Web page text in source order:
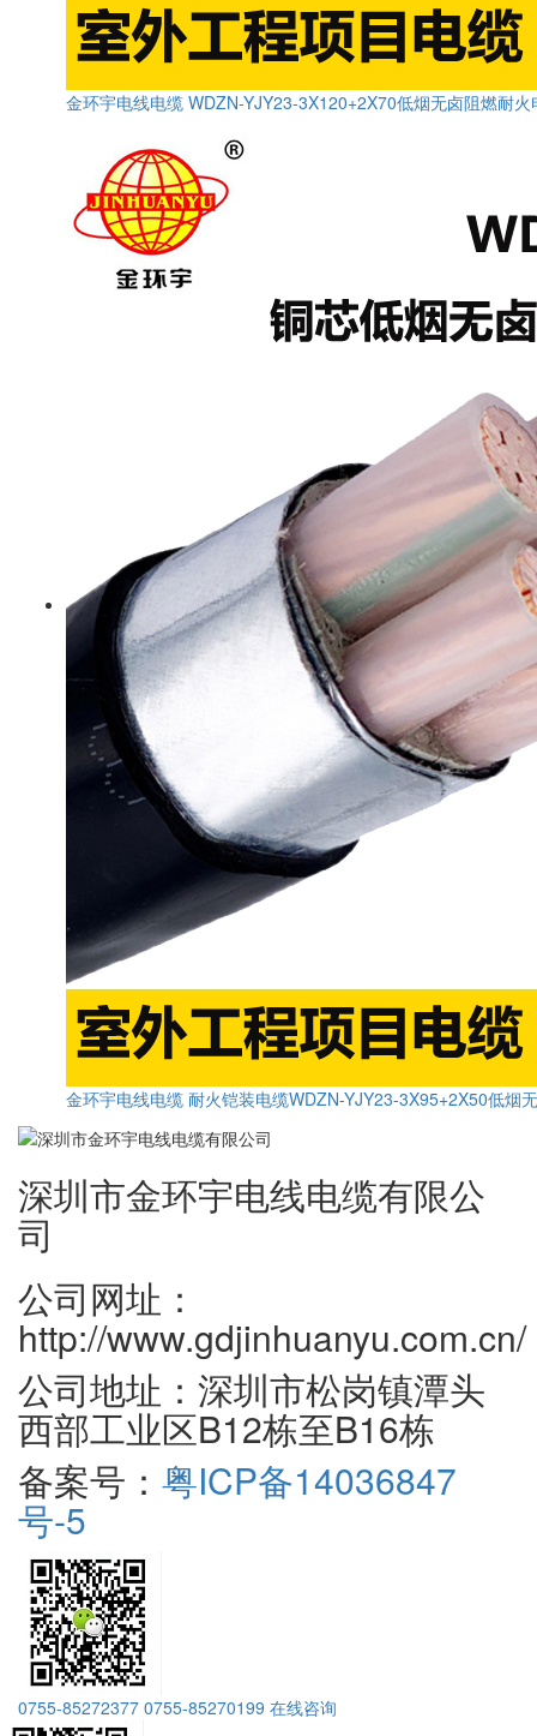
金环宇电线电缆 WDZN-YJY23-3X120+2X70低烟无卤阻燃耐火
金环宇电线电缆 耐火铠装电缆WDZN-YJY23-3X95+2X50低烟
深圳市金环宇电线电缆有限公
司
公司网址：
http://www.gdjinhuanyu.com.cn/
公司地址：深圳市松岗镇潭头
西部工业区B12栋至B16栋
备案号： 粤ICP备14036847
号-5
0755-85272377 0755-85270199 在线咨询